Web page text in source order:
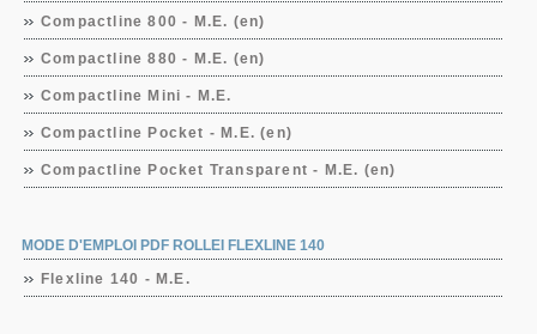
Compactline 800 - M.E. (en)
Compactline 880 - M.E. (en)
Compactline Mini - M.E.
Compactline Pocket - M.E. (en)
Compactline Pocket Transparent - M.E. (en)
MODE D'EMPLOI PDF ROLLEI FLEXLINE 140
Flexline 140 - M.E.